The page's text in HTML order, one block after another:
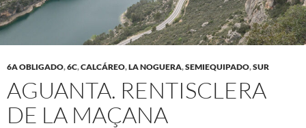
6A OBLIGADO,6C,CALCÁREO,LA NOGUERA,SEMIEQUIPADO,SUR
AGUANTA. RENTISCLERA
DE LA MAÇANA